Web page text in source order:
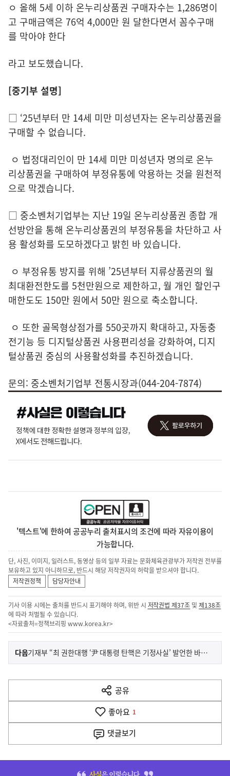
ㅇ 올해 5세 이하 온누리상품권 구매자수는 1,286명이
고 구매금액은 76억 4,000만 원 달한다면서 꼼수구매
를 막아야 한다
라고 보도했습니다.
[중기부 설명]
□ ‘25년부터 만 14세 미만 미성년자는 온누리상품권을
구매할 수 없습니다.
ㅇ 법정대리인이 만 14세 미만 미성년자 명의로 온누
리상품권을 구매하여 부정유통에 악용하는 것을 원천적
으로 막겠습니다.
□ 중소벤처기업부는 지난 19일 온누리상품권 종합 개
선방안을 통해 온누리상품권의 부정유통을 차단하고 사
용 활성화를 도모하겠다고 밝힌 바 있습니다.
ㅇ 부정유통 방지를 위해 ’25년부터 지류상품권의 월
최대환전한도를 5천만원으로 제한하고, 월 개인 할인구
매한도도 150만 원에서 50만 원으로 축소합니다.
ㅇ 또한 골목형상점가를 550곳까지 확대하고, 자동충
전기능 등 디지털상품권 사용편리성을 강화하여, 디지
털상품권 중심의 사용활성화를 추진하겠습니다.
문의: 중소벤처기업부 전통시장과(044-204-7874)
'텍스트'에 한하여 공공누리 출처표시의 조건에 따라 자유이용이
가능합니다.
단, 사진, 이미지, 일러스트, 동영상 등의 일부 자료는 문화체육관광부가 저작권 전부를
보유하고 있지 아니하므로, 반드시 해당 저작권자의 허락을 받으셔야 합니다.
저작권정책
담당자안내
기사 이용 시에는 출처를 반드시 표기해야 하며, 위반 시 저작권법 제37조 및제138조
에 따라 처벌될 수 있습니다.
<자료출처=정책브리핑 www.korea.kr>
이
전
다
음
다음기
사
기재부 “최 권한대행 ‘尹 대통령 탄핵은 기정사실’ 발언한 바 없어”
공유
열
기
좋아요 1
댓글보기